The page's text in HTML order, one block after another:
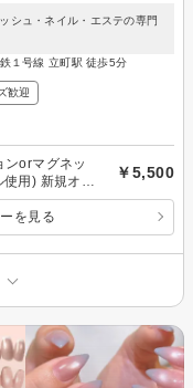
シュ・ネイル・エステの専門
１号線 立町駅 徒歩5分
歓迎
ンorマグネッ
用) 新規オフ
￥5,500
を見る